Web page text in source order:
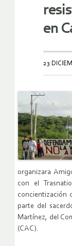
en
23
organizara
con el
concientización
parte del
Martínez, del
(CAC).